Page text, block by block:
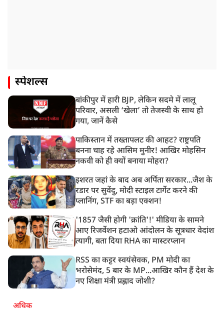
स्पेशल्स
बांकीपुर में हारी BJP, लेकिन सदमे में लालू
परिवार, असली ‘खेला’ तो तेजस्वी के साथ हो
गया, जानें कैसे
पाकिस्तान में तख्तापलट की आहट? राष्ट्रपति
बनना चाह रहे आसिम मुनीर! आखिर मोहसिन
नकवी को ही क्यों बनाया मोहरा?
इशरत जहां के बाद अब अर्पिता सरकार...जैश के
रडार पर सुवेंदु, मोदी स्टाइल टार्गेट करने की
प्लानिंग, STF का बड़ा एक्शन!
'1857 जैसी होगी 'क्रांति'!' मीडिया के सामने
आए रिजर्वेशन हटाओ आंदोलन के सूत्रधार वेदांश
त्यागी, बता दिया RHA का मास्टरप्लान
RSS का कट्टर स्वयंसेवक, PM मोदी का
भरोसेमंद, 5 बार के MP...आखिर कौन हैं देश के
नए शिक्षा मंत्री प्रह्लाद जोशी?
अधिक